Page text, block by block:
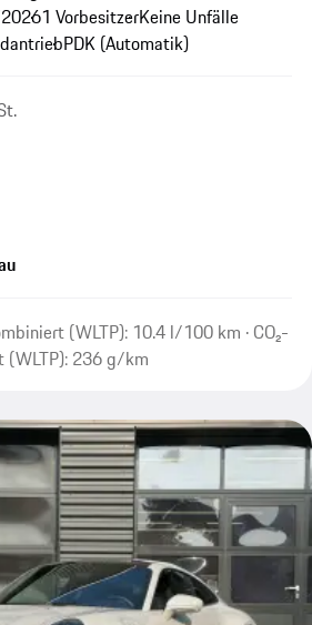
1 VorbesitzerKeine Unfälle
PDK (Automatik)
(WLTP): 10.4 l/100 km · CO₂-
(WLTP): 236 g/km